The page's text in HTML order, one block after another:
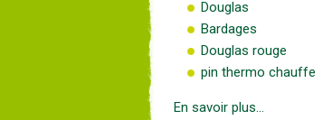
Douglas
Bardages
Douglas rouge
pin thermo chauffe
En savoir plus...